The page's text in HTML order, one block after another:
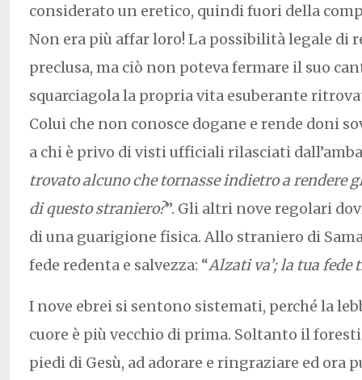
considerato un eretico, quindi fuori della
Non era più affar loro! La possibilità legale di
preclusa, ma ciò non poteva fermare il suo
squarciagola la propria vita esuberante
Colui che non conosce dogane e rende doni
a chi è privo di visti ufficiali rilasciati
trovato alcuno che tornasse indietro a rendere
di questo straniero?”. Gli altri nove regolari
di una guarigione fisica. Allo straniero di
fede redenta e salvezza: “Alzati va’; la tua fede
I nove ebrei si sentono sistemati, perché la
cuore è più vecchio di prima. Soltanto il
piedi di Gesù, ad adorare e ringraziare ed ora